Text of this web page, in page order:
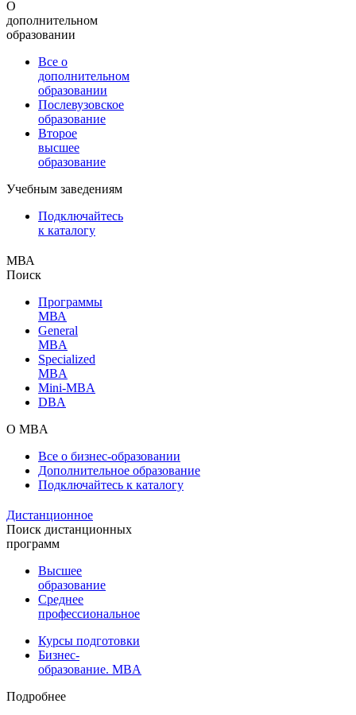
О
дополнительном
образовании
Все о
дополнительном
образовании
Послевузовское
образование
Второе
высшее
образование
Учебным заведениям
Подключайтесь
к каталогу
МВА
Поиск
Программы
МВА
General
MBA
Specialized
MBA
Mini-MBA
DBA
О MBA
Все о бизнес-образовании
Дополнительное образование
Подключайтесь к каталогу
Дистанционное
Поиск дистанционных
программ
Высшее
образование
Среднее
профессиональное
Курсы подготовки
Бизнес-
образование. MBA
Подробнее